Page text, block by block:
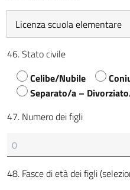
46. Stato civile
Celibe/Nubile
Separato/a –
47. Numero dei figli
48. Fasce di età dei figli